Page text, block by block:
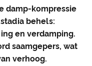
damp-kompressie
behels:
en verdamping.
saamgepers, wat
verhoog.